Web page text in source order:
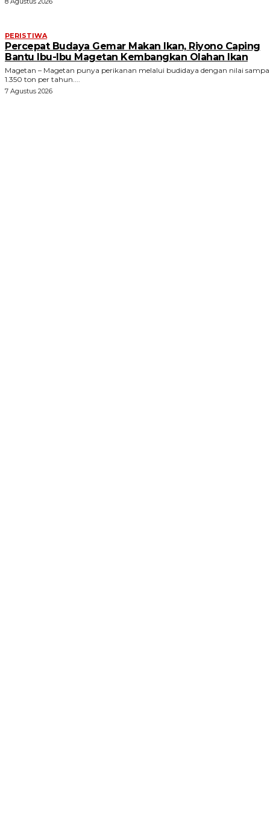
PERISTIWA
Percepat Budaya Gemar Makan Ikan, Riyono Caping
Bantu Ibu-Ibu Magetan Kembangkan Olahan Ikan
Magetan – Magetan punya perikanan melalui budidaya dengan nilai
1.350 ton per tahun....
7 Agustus 2026